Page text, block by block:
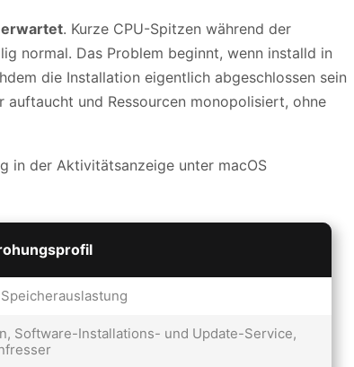
. Kurze CPU-Spitzen während der
normal. Das Problem beginnt, wenn installd in
die Installation eigentlich abgeschlossen sein
und Ressourcen monopolisiert, ohne
Software-Installations- und Update-Service,